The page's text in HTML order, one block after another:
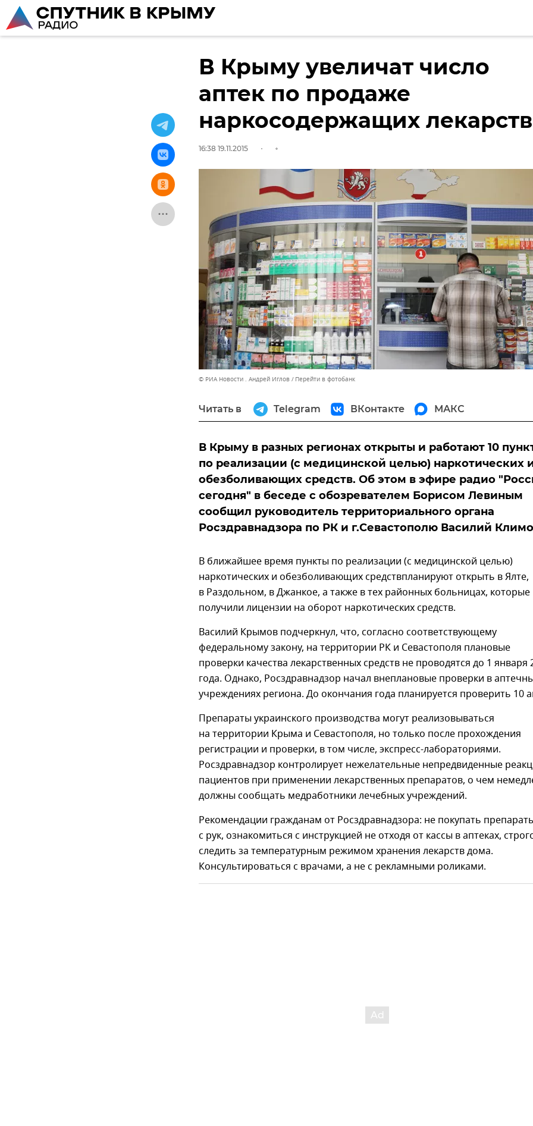
В Крыму увеличат число
аптек по продаже
наркосодержащих лекарств
16:38 19.11.2015
© РИА Новости . Андрей Иглов Перейти в фотобанк
Читать в Telegram ВКонтакте МАКС
В Крыму в разных регионах открыты и работают 10
по реализации (с медицинской целью) наркотических
обезболивающих средств. Об этом в эфире радио
сегодня" в беседе с обозревателем Борисом Левиным
сообщил руководитель территориального органа
Росздравнадзора по РК и г.Севастополю Василий
В ближайшее время пункты по реализации (с медицинской целью)
наркотических и обезболивающих средствпланируют открыть в Ялте,
в Раздольном, в Джанкое, а также в тех районных больницах, которые
получили лицензии на оборот наркотических средств.
Василий Крымов подчеркнул, что, согласно соответствующему
федеральному закону, на территории РК и Севастополя плановые
проверки качества лекарственных средств не проводятся до 1 января
года. Однако, Росздравнадзор начал внеплановые проверки в
учреждениях региона. До окончания года планируется проверить 10
Препараты украинского производства могут реализовываться
на территории Крыма и Севастополя, но только после прохождения
регистрации и проверки, в том числе, экспресс-лабораториями.
Росздравнадзор контролирует нежелательные непредвиденные
пациентов при применении лекарственных препаратов, о чем
должны сообщать медработники лечебных учреждений.
Рекомендации гражданам от Росздравнадзора: не покупать
с рук, ознакомиться с инструкцией не отходя от кассы в аптеках,
следить за температурным режимом хранения лекарств дома.
Консультироваться с врачами, а не с рекламными роликами.